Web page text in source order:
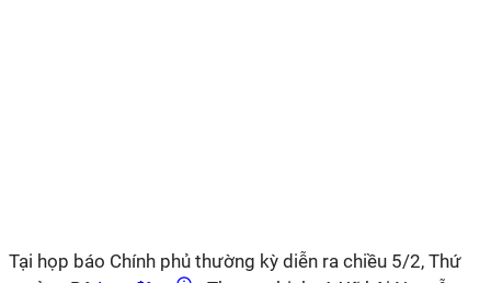
Tại họp báo Chính phủ thường kỳ diễn ra chiều 5/2, Thứ